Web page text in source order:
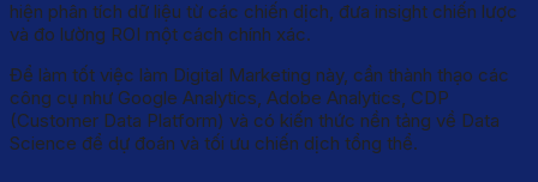
hiện phân tích dữ liệu từ các chiến dịch, đưa insight chiến lược
và đo lường ROI một cách chính xác.
Để làm tốt việc làm Digital Marketing này, cần thành thạo các
công cụ như Google Analytics, Adobe Analytics, CDP
(Customer Data Platform) và có kiến thức nền tảng về Data
Science để dự đoán và tối ưu chiến dịch tổng thể.